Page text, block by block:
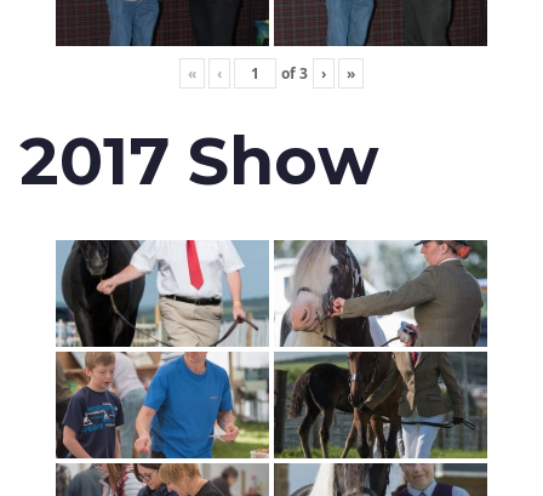
« ‹ of3 › »
2017 Show